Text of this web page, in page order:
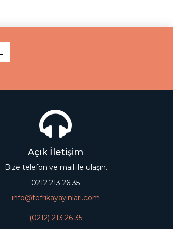
Açık İletişim
Bize telefon ve mail ile ulaşın.
0212 213 26 35
info@tefrikayayinlari.com
(0212) 213 26 35